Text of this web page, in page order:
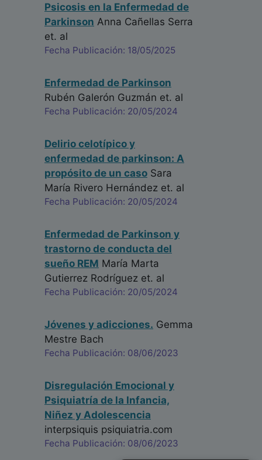
Psicosis en la Enfermedad de
Parkinson Anna Cañellas Serra
et. al
Fecha Publicación: 18/05/2025
Enfermedad de Parkinson
Rubén Galerón Guzmán et. al
Fecha Publicación: 20/05/2024
Delirio celotípico y
enfermedad de parkinson: A
propósito de un caso Sara
María Rivero Hernández et. al
Fecha Publicación: 20/05/2024
Enfermedad de Parkinson y
trastorno de conducta del
sueño REM María Marta
Gutierrez Rodríguez et. al
Fecha Publicación: 20/05/2024
Jóvenes y adicciones. Gemma
Mestre Bach
Fecha Publicación: 08/06/2023
Disregulación Emocional y
Psiquiatría de la Infancia,
Niñez y Adolescencia
interpsiquis psiquiatria.com
Fecha Publicación: 08/06/2023